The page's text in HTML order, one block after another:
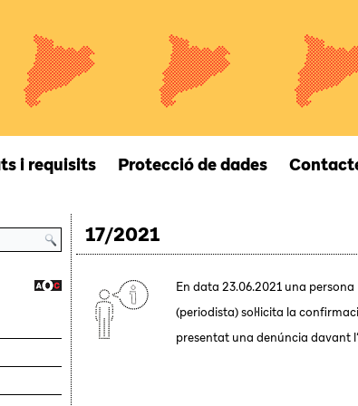
i requisits Protecció de dades
17/2021
En data 23.06.2021 una persona
(periodista) sol·licita la
presentat una denúncia davant